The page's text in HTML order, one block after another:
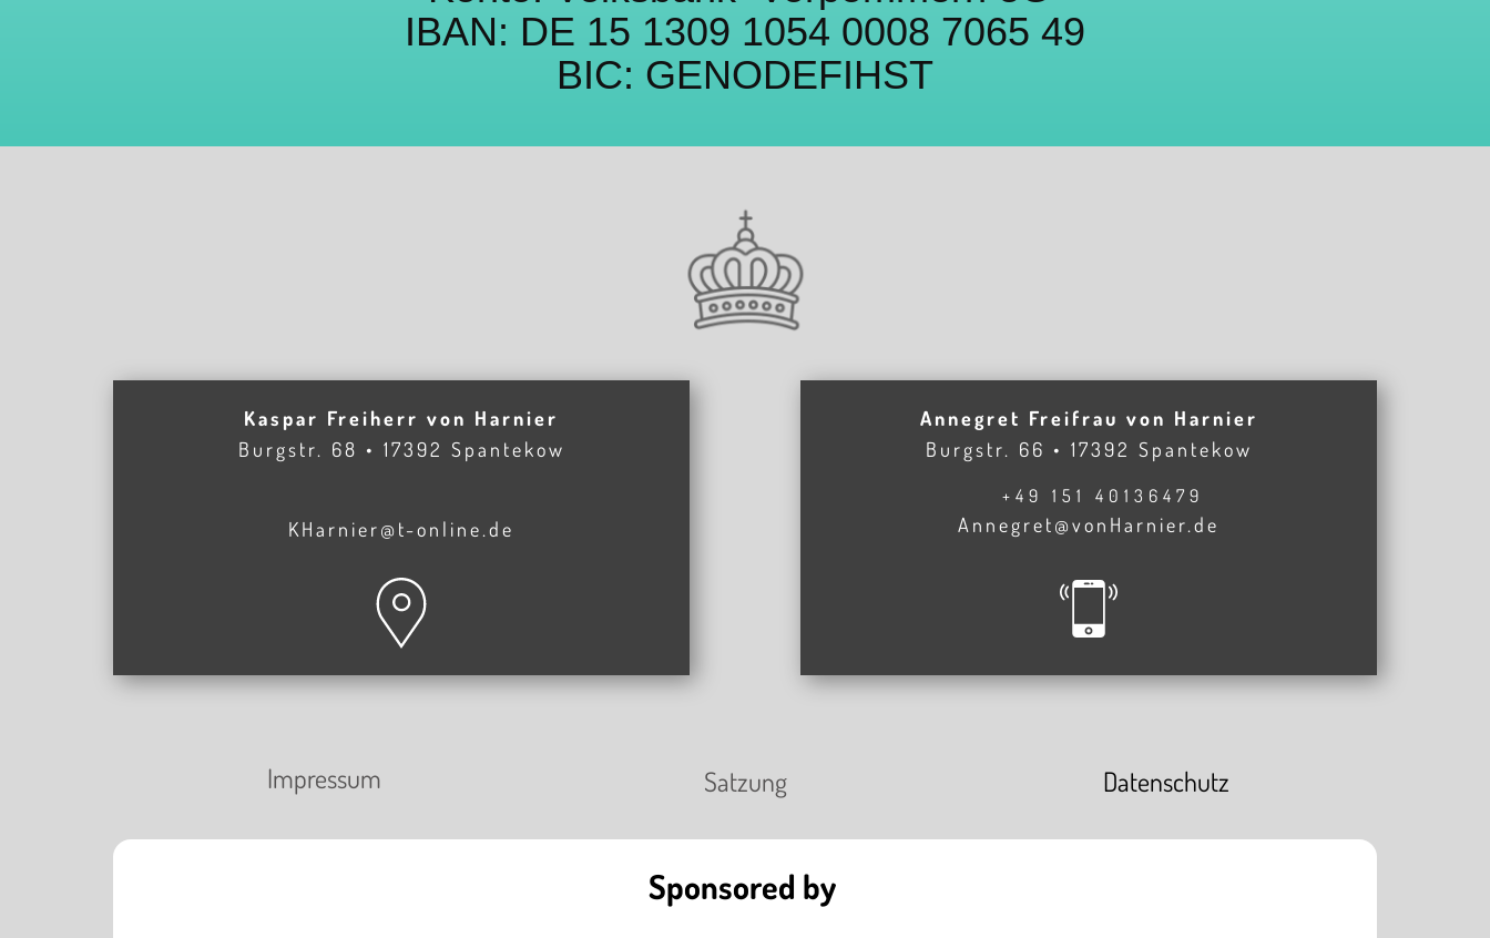
IBAN: DE 15 1309 1054 0008 7065 49
BIC: GENODEFIHST
Kaspar Freiherr von Harnier
Burgstr. 68 • 17392 Spantekow
KHarnier@t-online.de
Annegret Freifrau von Harnier
Burgstr. 66 • 17392 Spantekow
+49 151 40136479
Annegret@vonHarnier.de
Impressum Satzung Datenschutz
Sponsored by